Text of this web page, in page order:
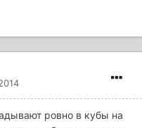
ровно в кубы на